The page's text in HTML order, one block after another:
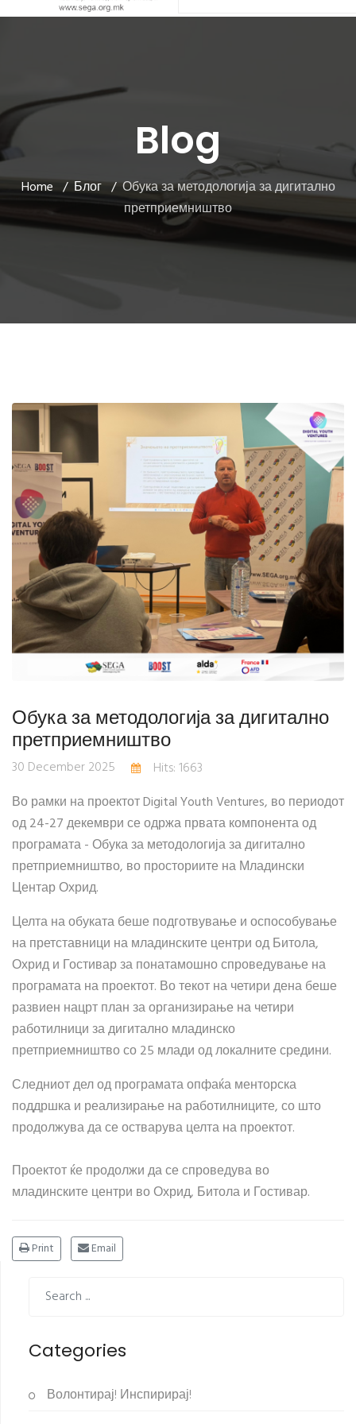
Blog
Home Блог
Обука за методологија за дигитално
претприемништво
Обука за методологија за дигитално
претприемништво
30 December 2025
Hits: 1663
Во рамки на проектот Digital Youth Ventures, во периодот
од 24-27 декември се одржа првата компонента од
програмата - Обука за методологија за дигитално
претприемништво, во просториите на Младински
Центар Охрид.
Целта на обуката беше подготвување и оспособување
на претставници на младинските центри од Битола,
Охрид и Гостивар за понатамошно спроведување на
програмата на проектот. Во текот на четири дена беше
развиен нацрт план за организирање на четири
работилници за дигитално младинско
претприемништво со 25 млади од локалните средини.
Следниот дел од програмата опфаќа менторска
поддршка и реализирање на работилниците, со што
продолжува да се остварува целта на проектот.
Проектот ќе продолжи да се спроведува во
младинските центри во Охрид, Битола и Гостивар.
Print Email
Categories
Волонтирај! Инспирирај!